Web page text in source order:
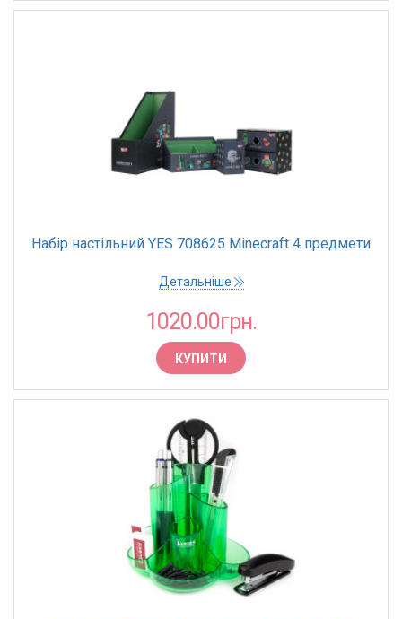
Набір настільний YES 708625 Minecraft 4 предмети
Детальніше
1020.00грн.
КУПИТИ